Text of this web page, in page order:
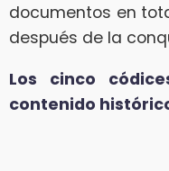
documentos en
después de la
Los cinco
contenido